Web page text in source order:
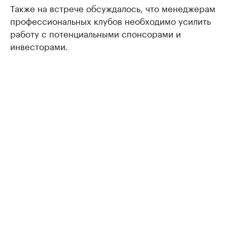
Также на встрече обсуждалось, что менеджерам
профессиональных клубов необходимо усилить
работу с потенциальными спонсорами и
инвесторами.